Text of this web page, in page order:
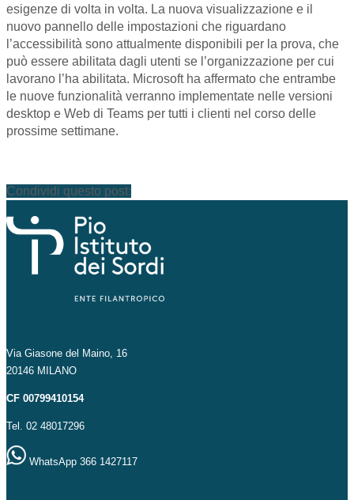
esigenze di volta in volta. La nuova visualizzazione e il
nuovo pannello delle impostazioni che riguardano
l’accessibilità sono attualmente disponibili per la prova, che
può essere abilitata dagli utenti se l’organizzazione per cui
lavorano l’ha abilitata. Microsoft ha affermato che entrambe
le nuove funzionalità verranno implementate nelle versioni
desktop e Web di Teams per tutti i clienti nel corso delle
prossime settimane.
Condividi questo post:
Via Giasone del Maino, 16
20146 MILANO
CF 00799410154
Tel. 02 48017296
WhatsApp 366 1427117